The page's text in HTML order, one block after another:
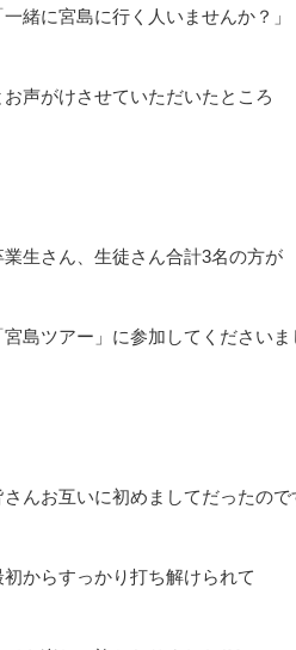
一緒に宮島に行く人いませんか？」
お声がけさせていただいたところ
業生さん、生徒さん合計3名の方が
宮島ツアー」に参加してくださいま
さんお互いに初めましてだったので
初からすっかり打ち解けられて